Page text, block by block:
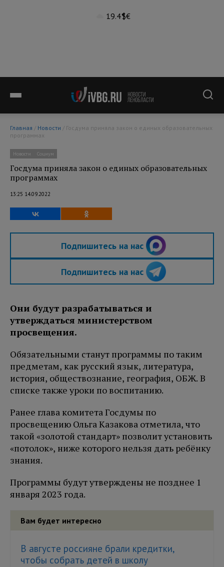
19.4°$€
Главная / Новости
программах
Новости Социум
Госдума приняла закон о единых образовательных
программах
13:25 14.09.2022
Подпишитесь на нас
Подпишитесь на нас
Они будут разрабатываться и
утверждаться министерством
просвещения.
Обязательными станут программы по таким
предметам, как русский язык, литература,
история, обществознание, география, ОБЖ. В
списке также уроки по воспитанию.
Ранее глава комитета Госдумы по
просвещению Ольга Казакова отметила, что
такой «золотой стандарт» позволит установить
«потолок», ниже которого нельзя дать ребёнку
знания.
Программы будут утверждены не позднее 1
января 2023 года.
Вам будет интересно
В августе россияне брали кредитки,
чтобы собрать детей в школу